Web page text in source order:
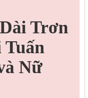
Trơn
Tuấn
Nữ